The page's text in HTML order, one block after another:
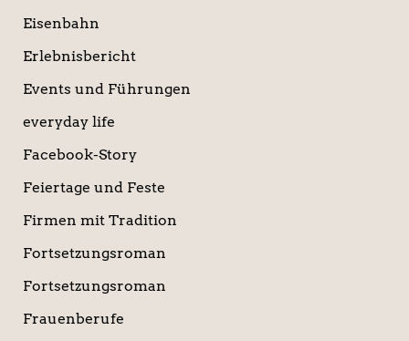
Eisenbahn
Erlebnisbericht
Events und Führungen
everyday life
Facebook-Story
Feiertage und Feste
Firmen mit Tradition
Fortsetzungsroman
Fortsetzungsroman
Frauenberufe